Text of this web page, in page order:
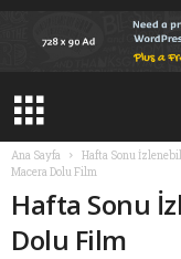
Ana Sayfa Hafta Sonu
Macera Dolu Film
Hafta Sonu
Dolu Film